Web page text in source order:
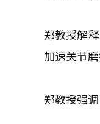
郑教授解
加速关节磨
郑教授强